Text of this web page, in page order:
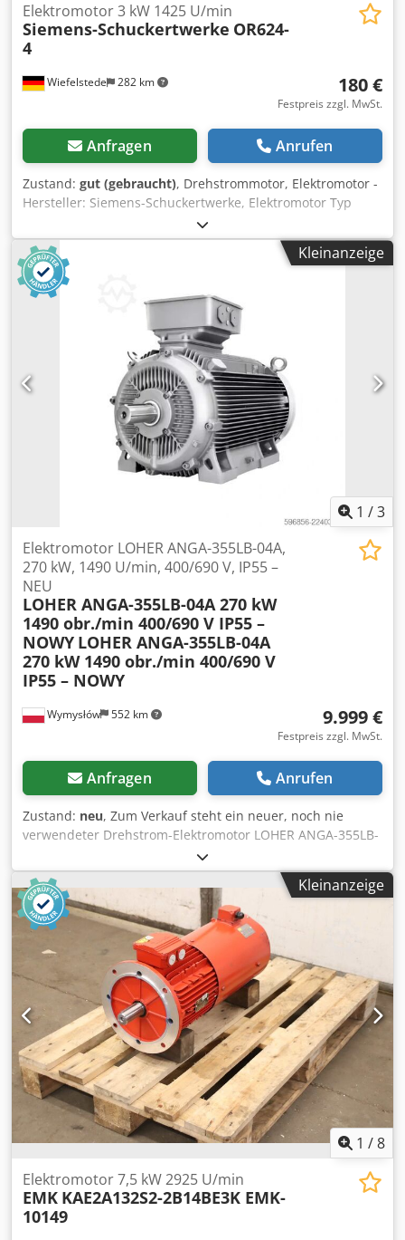
Wiefelstede 282 km
Elektromotor 3 kW 1425 U/min
Siemens-Schuckertwerke OR624-
4
180 €
Festpreis zzgl. MwSt.
Anfragen Anrufen
Zustand: gut (gebraucht), Drehstrommotor, Elektromotor -
Hersteller: Siemens-Schuckertwerke, Elektromotor Typ
OR624-4 -Leistung: 3,0 kW Cjdpfx Apozbif Retjrf -Drehzahl:
1425 U/min -Welle: Ø 28 x 60 mm -Bauform: B5 -Schutzart:
P33 -Abmessungen: 370/290/H250 mm -Gewicht: 40 kg
Kleinanzeige
1 /3
Wymysłów 552 km
Elektromotor LOHER ANGA-355LB-04A,
270 kW, 1490 U/min, 400/690 V, IP55 –
NEU
LOHER ANGA-355LB-04A 270 kW
1490 obr./min 400/690 V IP55 –
NOWY LOHER ANGA-355LB-04A
270 kW 1490 obr./min 400/690 V
IP55 – NOWY
9.999 €
Festpreis zzgl. MwSt.
Anfragen Anrufen
Zustand: neu, Zum Verkauf steht ein neuer, noch nie
verwendeter Drehstrom-Elektromotor LOHER ANGA-355LB-
04A mit einer Leistung von 270 kW. Der Motor stammt aus
einem Lagerbestand (NOS – New Old Stock). Er wurde
weder montiert noch betrieben. Der technische und
optische Zustand ist sehr gut, es können lediglich
geringfügige Lagerungsspuren vorhanden sein. Er wurde
in Deutschland hergestellt und zeichnet sich durch eine
robuste, industrielle Bauweise aus. Er eignet sich
hervorragend für den Antrieb von Pumpen, Ventilatoren,
Kompressoren, Brechern, Förderbändern und anderen
Industrieanlagen. Technische Daten: Hersteller: LOHER
Modell: ANGA-355LB-04A Leistung: 270 kW Drehzahl: 1490
U/min Frequenz: 50 Hz Spannung: 400/690 V (Δ/Y)
Spannungsbereich: 380–420 V Δ / 655–725 V Y
Leistungsfaktor (cos φ): 0,85 Crsdpfozn Awxsx Aptsf
Schutzart: IP55 Isolationsklasse: F Bauform: IM B3 Norm:
EN 60034 / IEC 38 Herstellungsland: Deutschland
Kleinanzeige
1 /8
Elektromotor 7,5 kW 2925 U/min
EMK KAE2A132S2-2B14BE3K EMK-
10149